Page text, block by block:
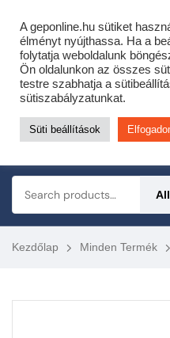
Cofidis expressz online
Most minden akciós HQ
KERTÉSZETI –
Kezdőlap Minden Termék
A geponline.hu sütiket
élményt nyújthassa. Ha a
folytatja weboldalunk
Ön oldalunkon az összes
testre szabhatja a
sütiszabályzatunkat.
Süti beállítások